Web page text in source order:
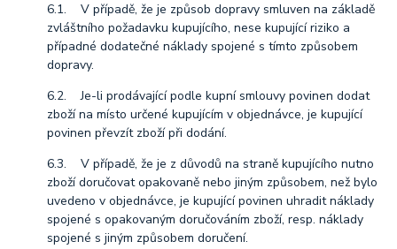
6.1. V případě, že je způsob dopravy smluven na základě
zvláštního požadavku kupujícího, nese kupující riziko a
případné dodatečné náklady spojené s tímto způsobem
dopravy.
6.2. Je-li prodávající podle kupní smlouvy povinen dodat
zboží na místo určené kupujícím v objednávce, je kupující
povinen převzít zboží při dodání.
6.3. V případě, že je z důvodů na straně kupujícího nutno
zboží doručovat opakovaně nebo jiným způsobem, než bylo
uvedeno v objednávce, je kupující povinen uhradit náklady
spojené s opakovaným doručováním zboží, resp. náklady
spojené s jiným způsobem doručení.